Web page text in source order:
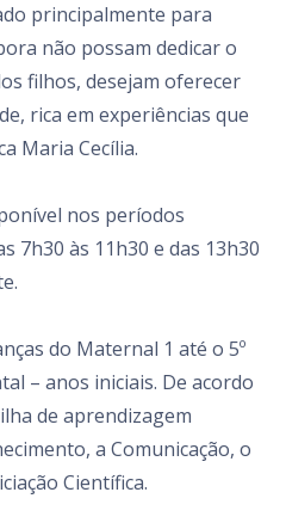
principalmente para
não possam dedicar o
filhos, desejam oferecer
rica em experiências que
Maria Cecília.
nos períodos
7h30 às 11h30 e das 13h30
do Maternal 1 até o 5º
– anos iniciais. De acordo
de aprendizagem
a Comunicação, o
Científica.